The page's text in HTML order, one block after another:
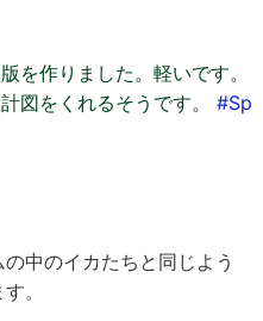
を作りました。軽いです。
図をくれるそうです。 #Sp
中のイカたちと同じよう
。